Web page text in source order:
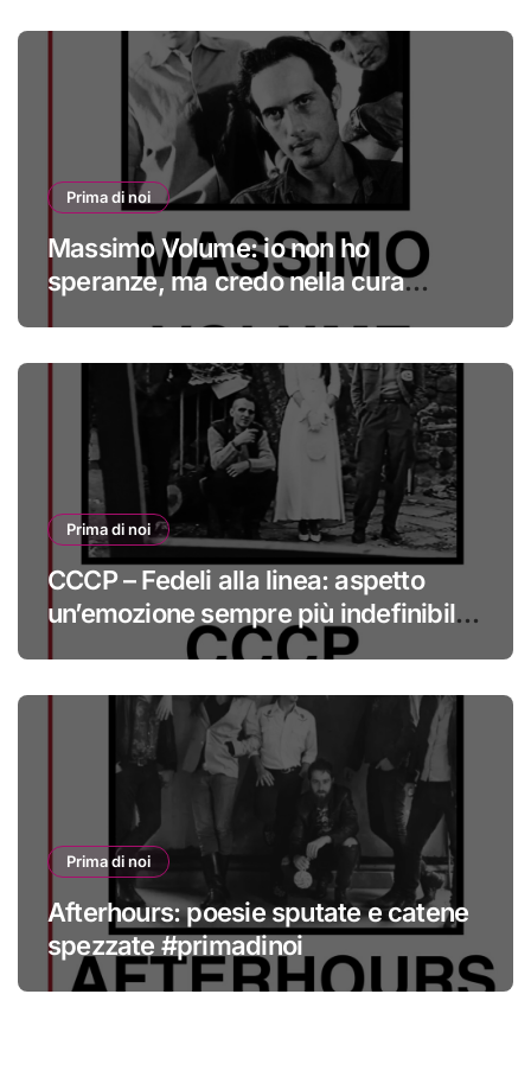
Prima di noi
Massimo Volume: io non ho
speranze, ma credo nella cura
Prima di noi
CCCP – Fedeli alla linea: aspetto
un’emozione sempre più indefinibile
#primadinoi
Prima di noi
Afterhours: poesie sputate e catene
spezzate #primadinoi